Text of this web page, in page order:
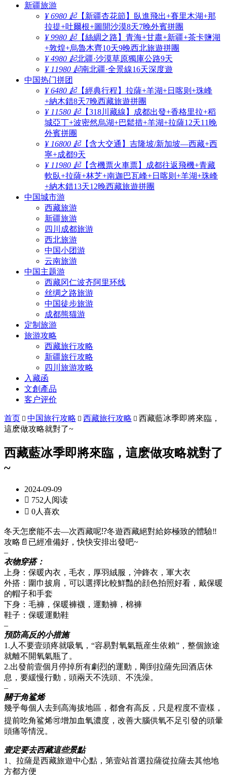
新疆旅游
¥ 6980 起【新疆杏花節】臥進飛出+賽里木湖+那
拉提+吐爾根+圖開沙漠8天7晚外賓拼團
¥ 9980 起【絲綢之路】青海+甘肅+新疆+茶卡鹽湖
+敦煌+烏魯木齊10天9晚西北旅遊拼團
¥ 4980 起北疆·沙漠草原獨庫公路9天
¥ 11980 起南北疆·全景線16天深度遊
中国热门拼团
¥ 6480 起【經典行程】拉薩+羊湖+日喀则+珠峰
+納木錯8天7晚西藏旅遊拼團
¥ 11580 起【318川藏線】成都出發+香格里拉+稻
城亞丁+波密然烏湖+巴鬆措+羊湖+拉薩12天11晚
外賓拼團
¥ 16800 起【含大交通】吉隆坡/新加坡—西藏+西
寧+成都9天
¥ 11980 起【含機票火車票】成都往返飛機+青藏
軟臥+拉薩+林芝+南迦巴瓦峰+日喀则+羊湖+珠峰
+納木錯13天12晚西藏旅遊拼團
中国城市游
西藏旅游
新疆旅游
四川成都旅游
西北旅游
中国小团游
云南旅游
中国主题游
西藏冈仁波齐阿里环线
丝绸之路旅游
中国徒步旅游
成都熊猫游
定制旅游
旅游攻略
西藏旅行攻略
新疆旅行攻略
四川旅游攻略
入藏函
文創產品
客户评价
首页  中国旅行攻略  西藏旅行攻略  西藏藍冰季即將來臨，
這麽做攻略就對了~
西藏藍冰季即將來臨，這麽做攻略就對了
~
2024-09-09
 752人阅读
 0人喜欢
冬天怎麽能不去—次西藏呢⁉️冬遊西藏絕對給妳極致的體驗‼️
攻略📄已經准備好，快快安排出發吧~
–
衣物穿搭：
上身：保暖內衣，毛衣，厚羽絨服，沖鋒衣，軍大衣
外搭：圍巾披肩，可以選擇比較鮮豔的顔色拍照好看，戴保暖
的帽子和手套
下身：毛褲，保暖褲襪，運動褲，棉褲
鞋子：保暖運動鞋
–
預防高反的小措施
1.人不要壹頭疼就吸氧，“容易對氧氣瓶産生依賴”，整個旅途
就離不開氧氣瓶了。
2.出發前壹個月停掉所有劇烈的運動，剛到拉薩先回酒店休
息，要緩慢行動，頭兩天不洗頭、不洗澡。
–
關于角鲨烯
幾乎每個人去到高海拔地區，都會有高反，只是程度不壹樣，
提前吃角鲨烯🉑增加血氧濃度，改善大腦供氧不足引發的頭暈
頭痛等情況。
壹定要去西藏這些景點
1、拉薩是西藏旅遊中心點，第壹站首選拉薩從拉薩去其他地
方都方便